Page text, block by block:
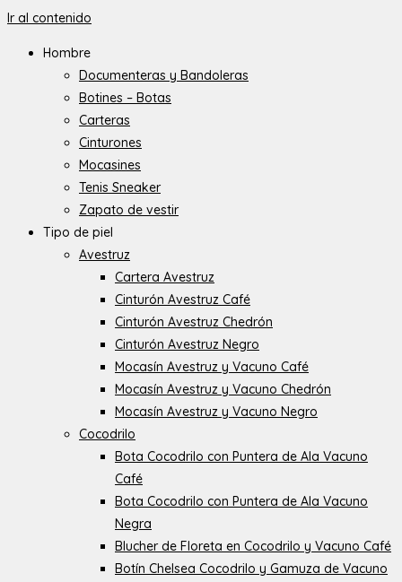
Ir al contenido
Hombre
Documenteras y Bandoleras
Botines – Botas
Carteras
Cinturones
Mocasines
Tenis Sneaker
Zapato de vestir
Tipo de piel
Avestruz
Cartera Avestruz
Cinturón Avestruz Café
Cinturón Avestruz Chedrón
Cinturón Avestruz Negro
Mocasín Avestruz y Vacuno Café
Mocasín Avestruz y Vacuno Chedrón
Mocasín Avestruz y Vacuno Negro
Cocodrilo
Bota Cocodrilo con Puntera de Ala Vacuno
Café
Bota Cocodrilo con Puntera de Ala Vacuno
Negra
Blucher de Floreta en Cocodrilo y Vacuno Café
Botín Chelsea Cocodrilo y Gamuza de Vacuno